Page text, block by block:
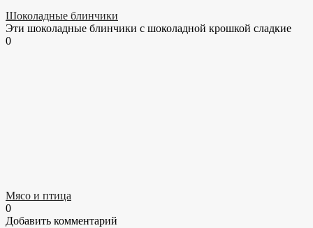
Шоколадные блинчики
Эти шоколадные блинчики с шоколадной крошкой сладкие
0
Мясо и птица
0
Добавить комментарий